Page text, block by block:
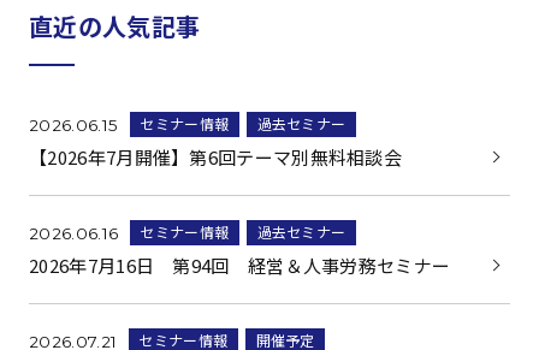
直近の人気記事
2026.06.15 セミナー情報 過去セミナー
【2026年7月開催】第6回テーマ別無料相談会
2026.06.16 セミナー情報 過去セミナー
2026年7月16日 第94回 経営＆人事労務セミナー
2026.07.21 セミナー情報 開催予定